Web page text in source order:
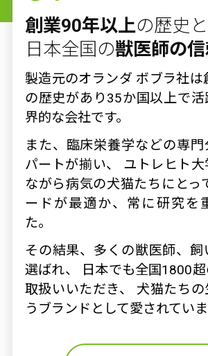
創業90年以上の歴史
日本全国の獣医師の
製造元のオランダ ボブラ社
の歴史があり35か国以上で
界的な会社です。
また、臨床栄養学などの専門
パートが揃い、 ユトレヒト
ながら病気の犬猫たちにとっ
ードが最適か、常に研究を
た。
その結果、多くの獣医師、飼
選ばれ、 日本でも全国1800
取扱いいただき、 犬猫たち
うブランドとして愛されていま